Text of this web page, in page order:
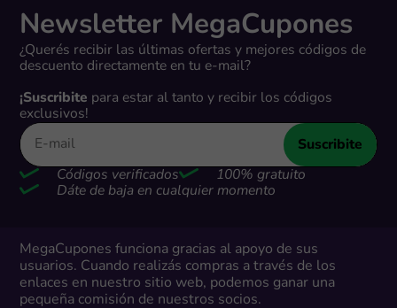
Newsletter MegaCupones
¿Querés recibir las últimas ofertas y mejores códigos de
descuento directamente en tu e-mail?
¡Suscribite para estar al tanto y recibir los códigos
exclusivos!
Suscribite
Códigos verificados
100% gratuito
Dáte de baja en cualquier momento
MegaCupones funciona gracias al apoyo de sus
usuarios. Cuando realizás compras a través de los
enlaces en nuestro sitio web, podemos ganar una
pequeña comisión de nuestros socios.